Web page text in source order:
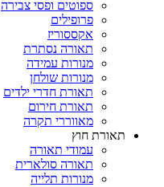
ספוטים ופסי צבירה
פרופילים
אקססוריז
תאורה נסתרת
מנורות עמידה
מנורות שולחן
תאורת חדרי ילדים
תאורת חירום
מאווררי תקרה
תאורת חוץ
עמודי תאורה
תאורה סולארית
מנורות תלייה